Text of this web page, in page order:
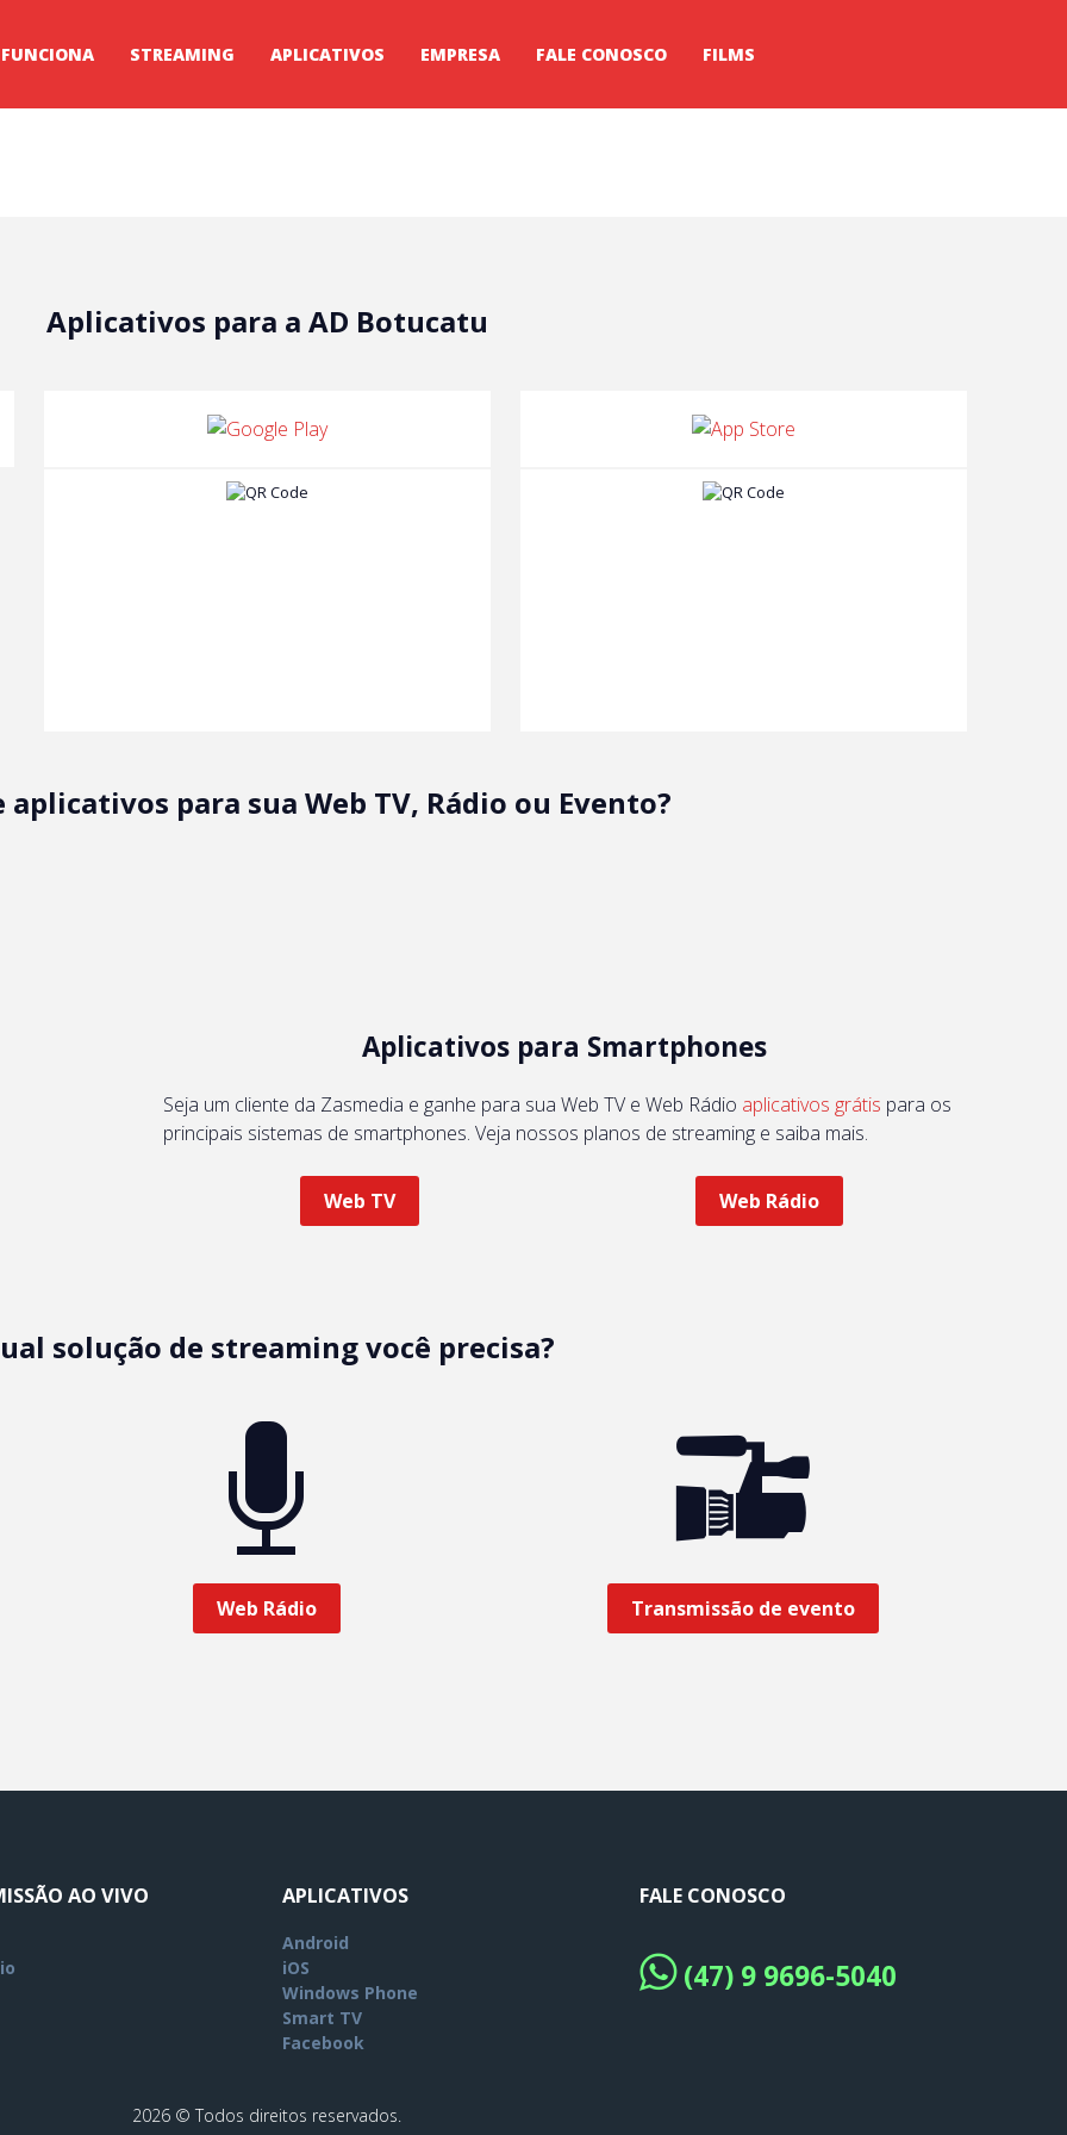
STREAMING APLICATIVOS EMPRESA FALE CONOSCO FILMS
Aplicativos para a AD Botucatu
aplicativos para sua Web TV, Rádio ou Evento?
Aplicativos para Smartphones
Seja um cliente da Zasmedia e ganhe para sua Web TV e Web Rádio aplicativos grátis para os
principais sistemas de smartphones. Veja nossos planos de streaming e saiba mais.
Web TV Web Rádio
solução de streaming você precisa?
Web Rádio Transmissão de evento
AO VIVO APLICATIVOS
Android
iOS
Windows Phone
Smart TV
Facebook
FALE CONOSCO
(47) 9 9696-5040
2026 © Todos direitos reservados.